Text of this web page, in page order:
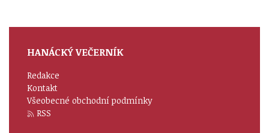
HANÁCKÝ VEČERNÍK
Redakce
Kontakt
Všeobecné obchodní podmínky
RSS